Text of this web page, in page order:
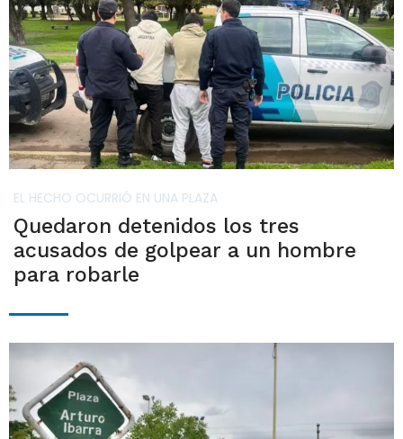
EL HECHO OCURRIÓ EN UNA PLAZA
Quedaron detenidos los tres
acusados de golpear a un hombre
para robarle